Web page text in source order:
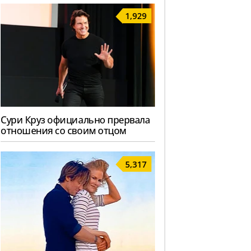
1,929
Сури Круз официально прервала
отношения со своим отцом
5,317